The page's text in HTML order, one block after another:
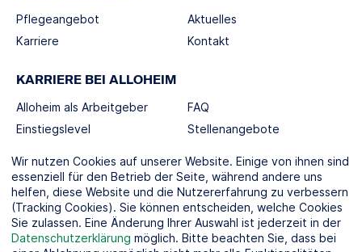
Pflegeangebot
Karriere
Aktuelles
Kontakt
KARRIERE BEI ALLOHEIM
Alloheim als Arbeitgeber
Einstiegslevel
FAQ
Stellenangebote
SOCIAL MEDIA
Wir nutzen Cookies auf unserer Website. Einige von ihnen sind
essenziell für den Betrieb der Seite, während andere uns
helfen, diese Website und die Nutzererfahrung zu verbessern
(Tracking Cookies). Sie können entscheiden, welche Cookies
Sie zulassen. Eine Änderung Ihrer Auswahl ist jederzeit in der
Datenschutzerklärung möglich. Bitte beachten Sie, dass bei